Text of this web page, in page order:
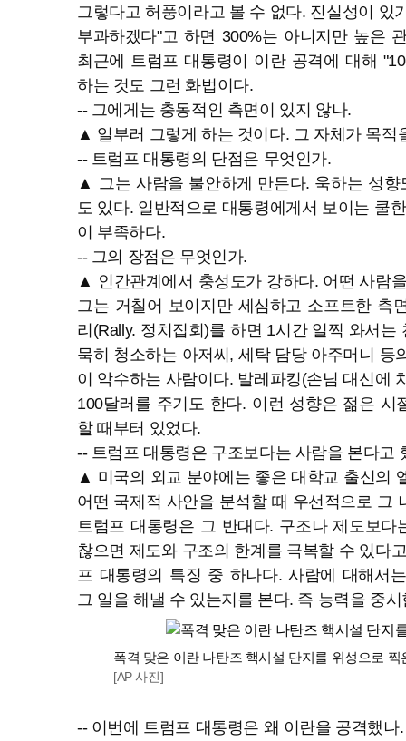
그렇다고 허풍이라고 볼 수 없다. 진실성이 있
부과하겠다"고 하면 300%는 아니지만 높은
최근에 트럼프 대통령이 이란 공격에 대해
하는 것도 그런 화법이다.
-- 그에게는 충동적인 측면이 있지 않나.
▲ 일부러 그렇게 하는 것이다. 그 자체가 목적
-- 트럼프 대통령의 단점은 무엇인가.
▲ 그는 사람을 불안하게 만든다. 욱하는 성
도 있다. 일반적으로 대통령에게서 보이는 쿨
이 부족하다.
-- 그의 장점은 무엇인가.
▲ 인간관계에서 충성도가 강하다. 어떤 사람
그는 거칠어 보이지만 세심하고 소프트한 측
리(Rally. 정치집회)를 하면 1시간 일찍 와서
묵히 청소하는 아저씨, 세탁 담당 아주머니 등
이 악수하는 사람이다. 발레파킹(손님 대신에
100달러를 주기도 한다. 이런 성향은 젊은 시
할 때부터 있었다.
-- 트럼프 대통령은 구조보다는 사람을 본다고
▲ 미국의 외교 분야에는 좋은 대학교 출신의
어떤 국제적 사안을 분석할 때 우선적으로 그
트럼프 대통령은 그 반대다. 구조나 제도보
찮으면 제도와 구조의 한계를 극복할 수 있다
프 대통령의 특징 중 하나다. 사람에 대해서
그 일을 해낼 수 있는지를 본다. 즉 능력을 중시
폭격 맞은 이란 나탄즈 핵시설 단지를 위성으로 찍
[AP 사진]
-- 이번에 트럼프 대통령은 왜 이란을 공격했나.